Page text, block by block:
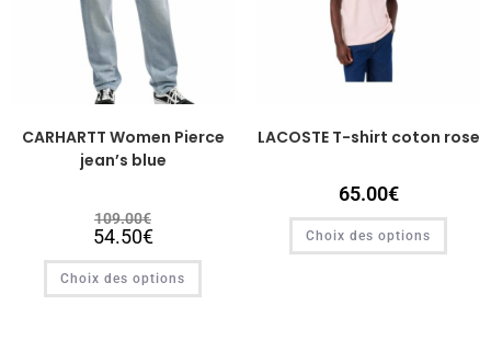
CARHARTT Women Pierce
jean’s blue
109.00€
54.50€
Choix des options
LACOSTE T-shirt coton rose
65.00€
Choix des options